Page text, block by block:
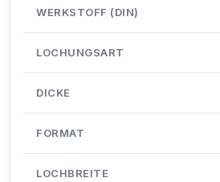
WERKSTOFF (DIN)
LOCHUNGSART
DICKE
FORMAT
LOCHBREITE